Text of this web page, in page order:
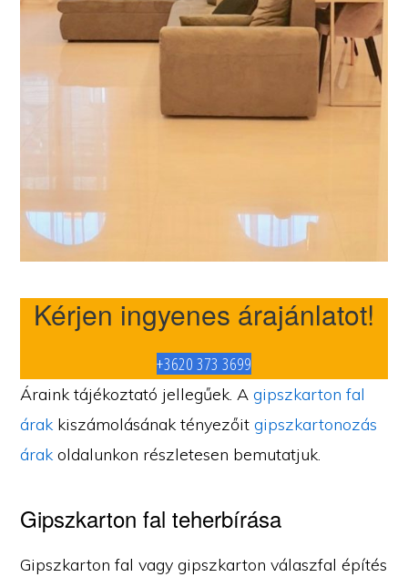
Kérjen ingyenes árajánlatot!
+3620 373 3699
Áraink tájékoztató jellegűek. Agipszkarton fal
árak kiszámolásának tényezőitgipszkartonozás
árak oldalunkon részletesen bemutatjuk.
Gipszkarton fal teherbírása
Gipszkarton fal vagy gipszkarton válaszfal építés